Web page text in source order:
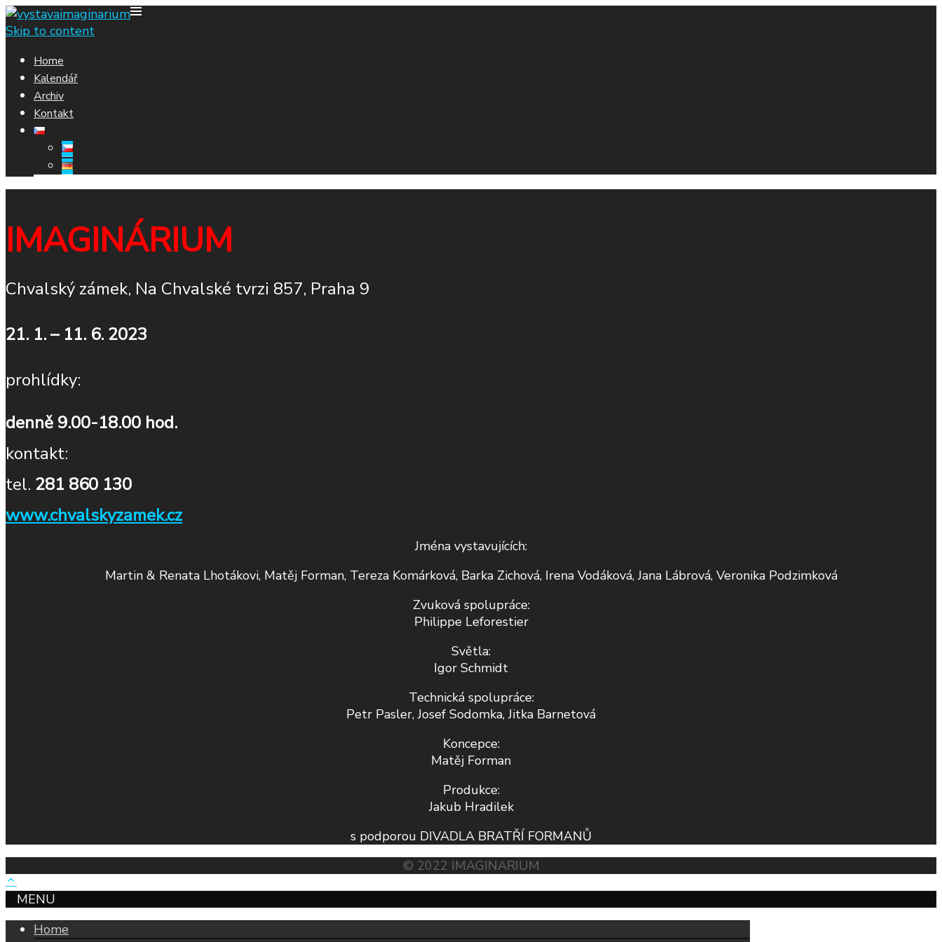
Skip to content
Home
Kalendář
Archiv
Kontakt
IMAGINÁRIUM
Chvalský zámek, Na Chvalské tvrzi 857, Praha 9
21. 1. – 11. 6. 2023
prohlídky:
denně 9.00-18.00 hod.
kontakt:
tel. 281 860 130
www.chvalskyzamek.cz
Jména vystavujících:
Martin & Renata Lhotákovi, Matěj Forman, Tereza Komárková, Barka Zichová, Irena Vodáková, Jana Lábrová, Veronika Podzimková
Zvuková spolupráce:
Philippe Leforestier
Světla:
Igor Schmidt
Technická spolupráce:
Petr Pasler, Josef Sodomka, Jitka Barnetová
Koncepce:
Matěj Forman
Produkce:
Jakub Hradilek
s podporou DIVADLA BRATŘÍ FORMANŮ
© 2022 IMAGINARIUM
MENU
Home